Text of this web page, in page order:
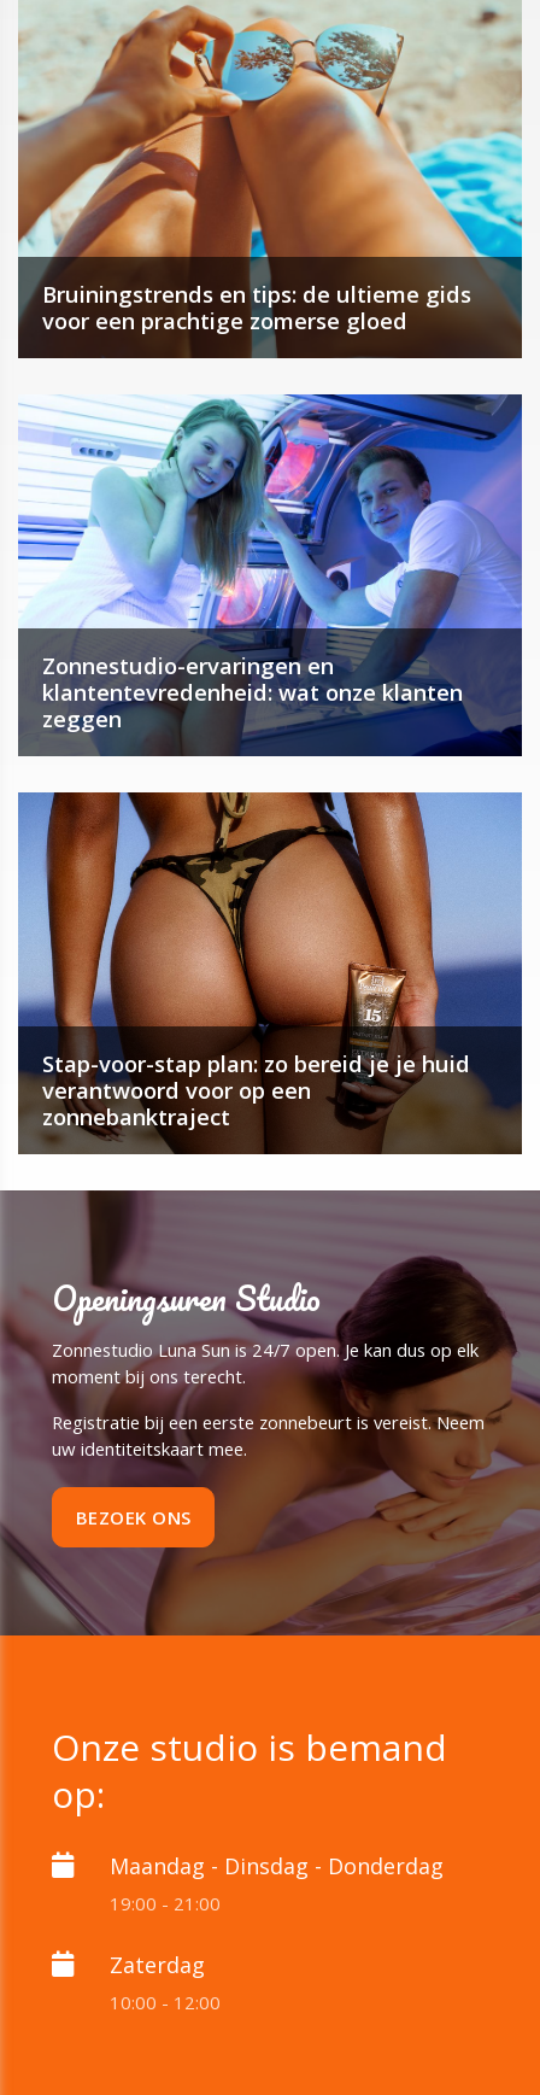
Bruiningstrends en tips: de ultieme gids
voor een prachtige zomerse gloed
Zonnestudio-ervaringen en
klantentevredenheid: wat onze klanten
zeggen
Stap-voor-stap plan: zo bereid je je huid
verantwoord voor op een
zonnebanktraject
Openingsuren Studio
Zonnestudio Luna Sun is 24/7 open. Je kan dus op elk
moment bij ons terecht.
Registratie bij een eerste zonnebeurt is vereist. Neem
uw identiteitskaart mee.
BEZOEK ONS
Onze studio is bemand
op:
Maandag - Dinsdag - Donderdag
19:00 - 21:00
Zaterdag
10:00 - 12:00